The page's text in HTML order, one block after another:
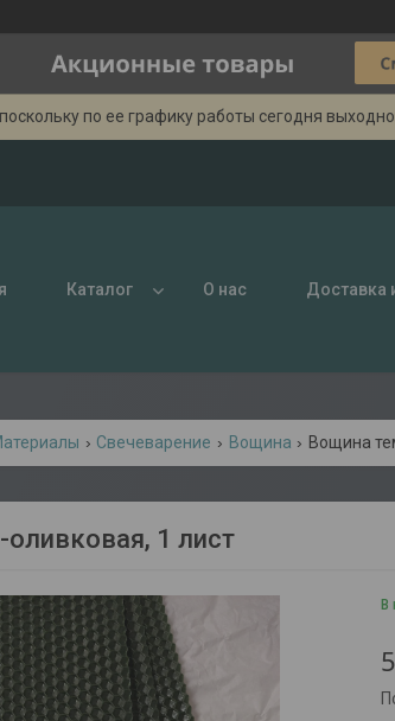
по ее графику работы сегодня
Каталог О нас Доставка
Свечеварение Вощина Вощина
1 лист
В
5